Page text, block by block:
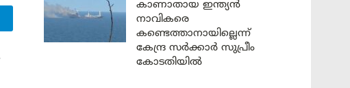
കാണാതായ ഇന്ത്യൻ
നാവികരെ
കണ്ടെത്താനായില്ലെന്ന്
കേന്ദ്ര സർക്കാർ സുപ്രീം
കോടതിയിൽ